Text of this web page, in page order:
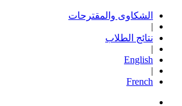
الشكاوى والمقترحات
|
نتائج الطلاب
|
English
|
French